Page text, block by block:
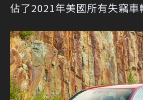
佔了2021年美國所有失竊車